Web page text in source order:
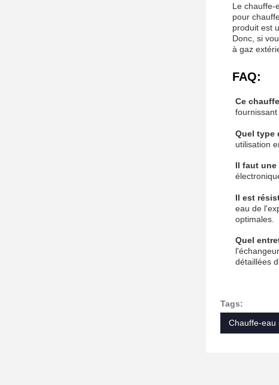
Le chauffe-
pour
produit est
Donc, si
à gaz
FAQ:
Ce
Quel type
utilisation
Il faut
Il est
eau de
optimales.
Quel
détaillées
Tags:
Chauffe-eau